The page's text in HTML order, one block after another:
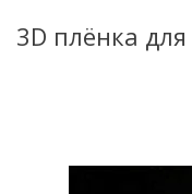
3D плёнка